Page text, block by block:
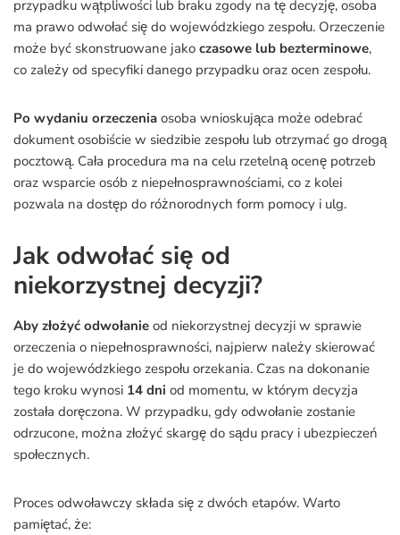
przypadku wątpliwości lub braku zgody na tę decyzję, osoba
ma prawo odwołać się do wojewódzkiego zespołu. Orzeczenie
może być skonstruowane jako czasowe lub bezterminowe,
co zależy od specyfiki danego przypadku oraz ocen zespołu.
Po wydaniu orzeczenia osoba wnioskująca może odebrać
dokument osobiście w siedzibie zespołu lub otrzymać go drogą
pocztową. Cała procedura ma na celu rzetelną ocenę potrzeb
oraz wsparcie osób z niepełnosprawnościami, co z kolei
pozwala na dostęp do różnorodnych form pomocy i ulg.
Jak odwołać się od
niekorzystnej decyzji?
Aby złożyć odwołanie od niekorzystnej decyzji w sprawie
orzeczenia o niepełnosprawności, najpierw należy skierować
je do wojewódzkiego zespołu orzekania. Czas na dokonanie
tego kroku wynosi 14 dni od momentu, w którym decyzja
została doręczona. W przypadku, gdy odwołanie zostanie
odrzucone, można złożyć skargę do sądu pracy i ubezpieczeń
społecznych.
Proces odwoławczy składa się z dwóch etapów. Warto
pamiętać, że: